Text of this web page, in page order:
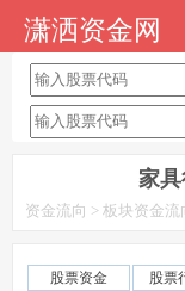
潇洒资金网
家
资金流向 > 板块资金流
股票资金 股票